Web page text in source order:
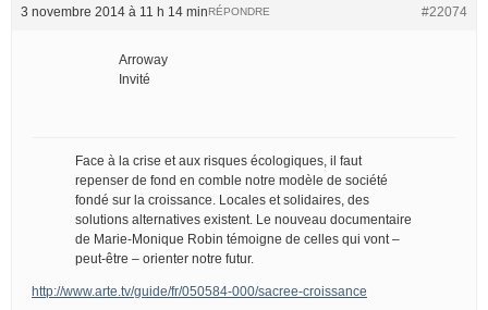
3 novembre 2014 à 11 h 14 min #22074
RÉPONDRE
Arroway
Invité
Face à la crise et aux risques écologiques, il faut
repenser de fond en comble notre modèle de société
fondé sur la croissance. Locales et solidaires, des
solutions alternatives existent. Le nouveau documentaire
de Marie-Monique Robin témoigne de celles qui vont –
peut-être – orienter notre futur.
http://www.arte.tv/guide/fr/050584-000/sacree-croissance